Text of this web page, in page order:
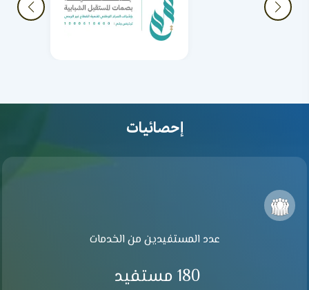
إحصائيات
عدد المستفيدين من الخدمات
180 مستفيد